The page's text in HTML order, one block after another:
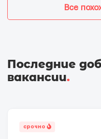
Все
Последние
вакансии.
срочно